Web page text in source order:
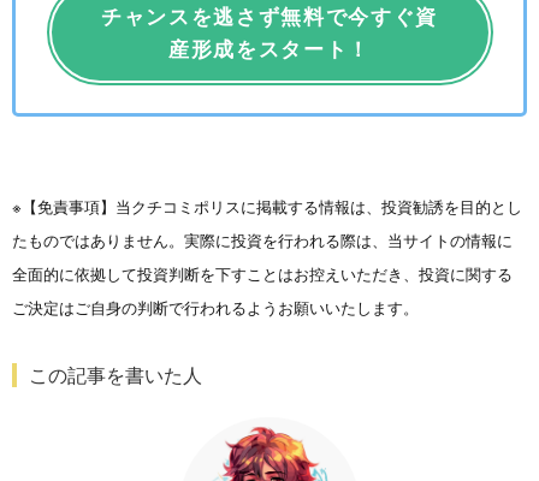
チャンスを逃さず無料で今すぐ資
産形成をスタート！
※【免責事項】当クチコミポリスに掲載する情報は、投資勧誘を目的とし
たものではありません。実際に投資を行われる際は、当サイトの情報に
全面的に依拠して投資判断を下すことはお控えいただき、投資に関する
ご決定はご自身の判断で行われるようお願いいたします。
この記事を書いた人